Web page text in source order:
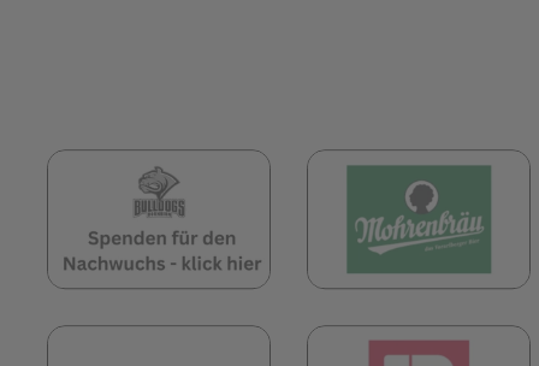
(öffnet in neuem Tab)
(öffnet in neuem Tab)